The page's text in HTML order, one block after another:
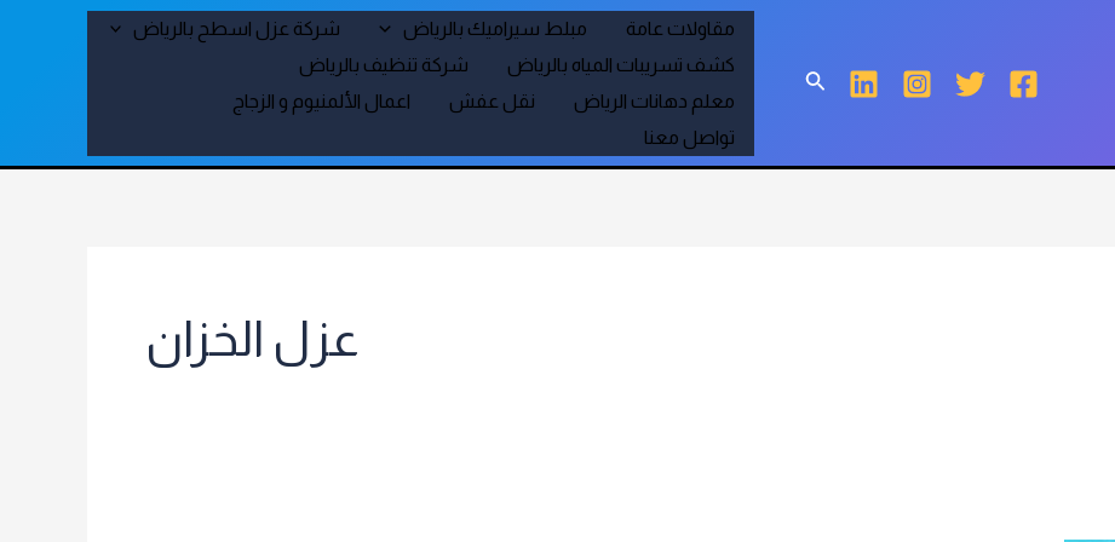
البحث
مقاولات عامة مبلط سيراميك بالرياض
شركة عزل اسطح بالرياض
كشف تسريبات المياه بالرياض
شركة تنظيف بالرياض
معلم دهانات الرياض
نقل عفش
اعمال الألمنيوم و الزجاج
تواصل معنا
عزل الخزان
اطلب الخدمة الان